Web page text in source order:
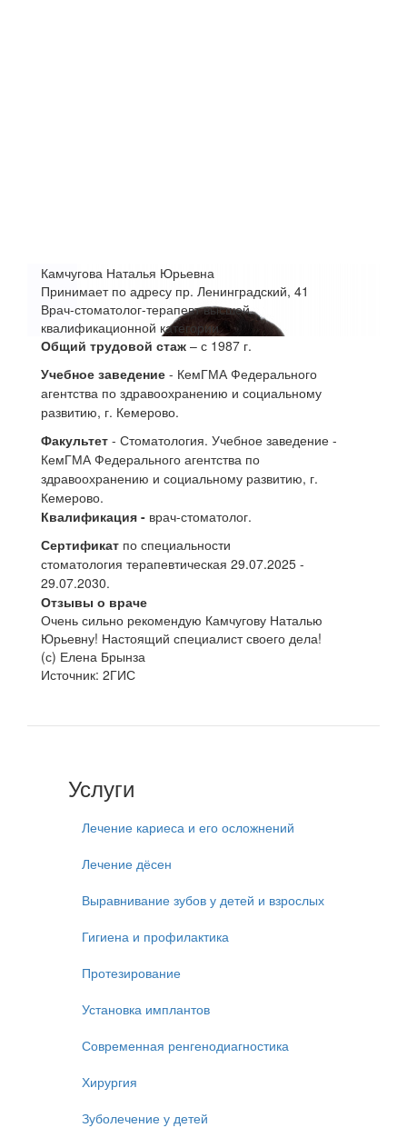
Камчугова Наталья Юрьевна
Принимает по адресу пр. Ленинградский, 41
Врач-стоматолог-терапевт высшей
квалификационной категории
Общий трудовой стаж – с 1987 г.
Учебное заведение - КемГМА Федерального
агентства по здравоохранению и социальному
развитию, г. Кемерово.
Факультет - Стоматология. Учебное заведение -
КемГМА Федерального агентства по
здравоохранению и социальному развитию, г.
Кемерово.
Квалификация - врач-стоматолог.
Сертификат по специальности
стоматология терапевтическая 29.07.2025 -
29.07.2030.
Отзывы о враче
Очень сильно рекомендую Камчугову Наталью
Юрьевну! Настоящий специалист своего дела!
(с) Елена Брынза
Источник: 2ГИС
Услуги
Лечение кариеса и его осложнений
Лечение дёсен
Выравнивание зубов у детей и взрослых
Гигиена и профилактика
Протезирование
Установка имплантов
Современная ренгенодиагностика
Хирургия
Зуболечение у детей